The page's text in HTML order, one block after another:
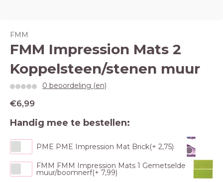
FMM
FMM Impression Mats 2
Koppelsteen/stenen muur
0 beoordeling (en)
€6,99
Handig mee te bestellen:
PME PME Impression Mat Brick(+ 2,75)
FMM FMM Impression Mats 1 Gemetselde
muur/boomnerf(+ 7,99)